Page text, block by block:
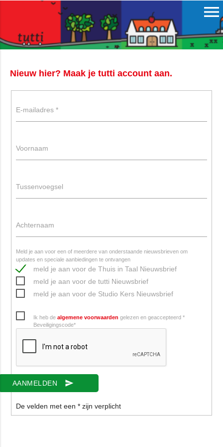
menu
Nieuw hier? Maak je tutti account aan.
E-mailadres *
Voornaam
Tussenvoegsel
Achternaam
Meld je aan voor een of meerdere van onderstaande nieuwsbrieven om
updates en speciale aanbiedingen te ontvangen
meld je aan voor de Thuis in Taal Nieuwsbrief
meld je aan voor de tutti Nieuwsbrief
meld je aan voor de Studio Kers Nieuwsbrief
Ik heb de algemene voorwaarden gelezen en geaccepteerd *
Beveiligingscode*
AANMELDEN send
De velden met een * zijn verplicht